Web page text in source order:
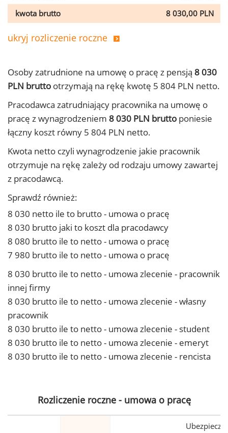
kwota brutto
8 030,00 PLN
ukryj rozliczenie roczne
Osoby zatrudnione na umowę o pracę z pensją 8 030
PLN brutto otrzymają na rękę kwotę 5 804 PLN netto.
Pracodawca zatrudniający pracownika na umowę o
pracę z wynagrodzeniem 8 030 PLN brutto poniesie
łączny koszt równy 5 804 PLN netto.
Kwota netto czyli wynagrodzenie jakie pracownik
otrzymuje na rękę zależy od rodzaju umowy zawartej
z pracodawcą.
Sprawdź również:
8 030 netto ile to brutto - umowa o pracę
8 030 brutto jaki to koszt dla pracodawcy
8 080 brutto ile to netto - umowa o pracę
7 980 brutto ile to netto - umowa o pracę
8 030 brutto ile to netto - umowa zlecenie - pracownik
innej firmy
8 030 brutto ile to netto - umowa zlecenie - własny
pracownik
8 030 brutto ile to netto - umowa zlecenie - student
8 030 brutto ile to netto - umowa zlecenie - emeryt
8 030 brutto ile to netto - umowa zlecenie - rencista
Rozliczenie roczne - umowa o pracę